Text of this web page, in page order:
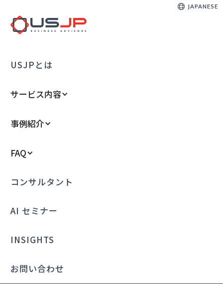
JAPANESE
USJPとは
サービス内容
事例紹介
FAQ
コンサルタント
AI セミナー
INSIGHTS
お問い合わせ